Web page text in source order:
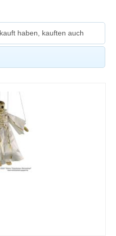
haben, kauften auch